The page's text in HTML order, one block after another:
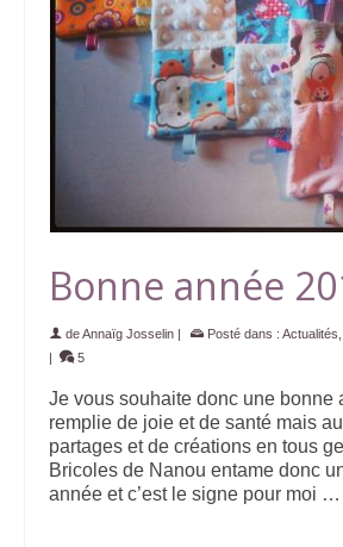
Bonne année
deAnnaïg Josselin | Posté dans : Actualités
|
5
Je vous souhaite donc une bonne
remplie de joie et de santé mais
partages et de créations en tous
Bricoles de Nanou entame donc
année et c’est le signe pour moi …